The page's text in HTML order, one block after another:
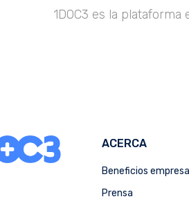
1DOC3 es la
ACERCA
Beneficios
Prensa